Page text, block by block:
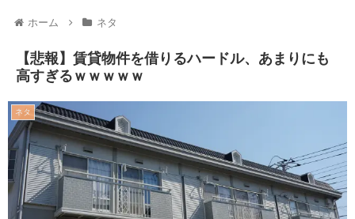
ホーム ネタ
【悲報】賃貸物件を借りるハードル、あまりにも
高すぎるｗｗｗｗｗ
ネタ